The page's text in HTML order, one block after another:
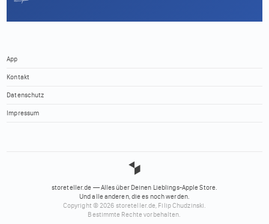
App
Kontakt
Datenschutz
Impressum
storeteller.de — Alles über Deinen Lieblings-Apple Store.
Und alle anderen, die es noch werden.
Copyright © 2026 storeteller.de, Filip Chudzinski.
Bestimmte Rechte vorbehalten.